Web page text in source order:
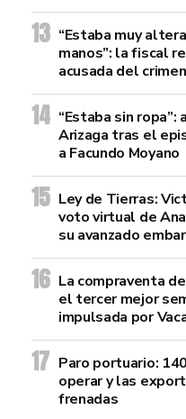
“Estaba muy
manos”: la fiscal
acusada del
“Estaba sin ropa”:
Arizaga tras el
a Facundo Moyano
Ley de Tierras:
voto virtual de
su avanzado
La compraventa
el tercer mejor
impulsada por
Paro portuario:
operar y las
frenadas